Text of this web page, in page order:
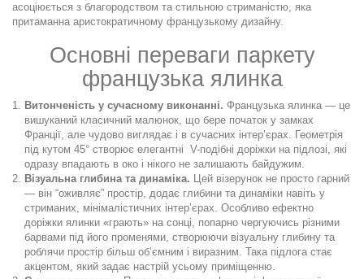
асоціюється з благородством та стильною стриманістю, яка
притаманна аристократичному французькому дизайну.
Основні переваги паркету
французька ялинка
Витонченість у сучасному виконанні. Французька ялинка — це
вишуканий класичний малюнок, що бере початок у замках
Франції, але чудово виглядає і в сучасних інтер’єрах. Геометрія
під кутом 45° створює елегантні V-подібні доріжки на підлозі, які
одразу впадають в око і нікого не залишають байдужим.
Візуальна глибина та динаміка. Цей візерунок не просто гарний
— він “оживляє” простір, додає глибини та динаміки навіть у
стриманих, мінімалістичних інтер’єрах. Особливо ефектно
доріжки ялинки «грають» на сонці, попарно чергуючись різними
барвами під його променями, створюючи візуальну глибину та
роблячи простір більш об’ємним і виразним. Така підлога стає
акцентом, який задає настрій усьому приміщенню.